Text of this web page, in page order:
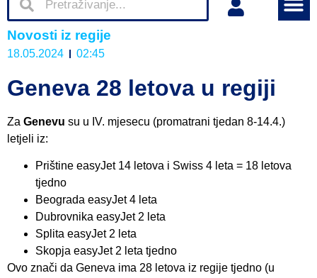
Novosti iz regije
18.05.2024 02:45
Geneva 28 letova u regiji
Za Genevu su u IV. mjesecu (promatrani tjedan 8-14.4.)
letjeli iz:
Prištine easyJet 14 letova i Swiss 4 leta = 18 letova
tjedno
Beograda easyJet 4 leta
Dubrovnika easyJet 2 leta
Splita easyJet 2 leta
Skopja easyJet 2 leta tjedno
Ovo znači da Geneva ima 28 letova iz regije tjedno (u